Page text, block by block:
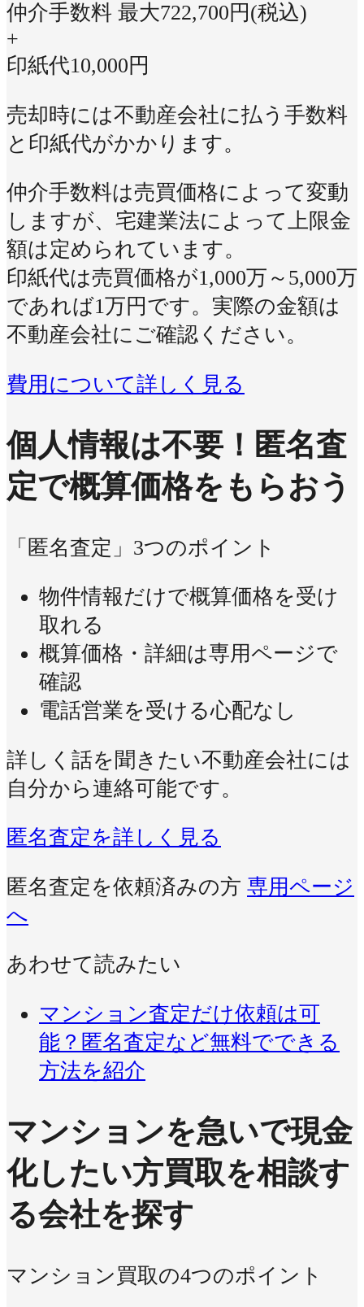
仲介手数料 最大722,700円(税込)
+
印紙代10,000円
売却時には不動産会社に払う手数料
と印紙代がかかります。
仲介手数料は売買価格によって変動
しますが、宅建業法によって上限金
額は定められています。
印紙代は売買価格が1,000万～5,000万
であれば1万円です。実際の金額は
不動産会社にご確認ください。
費用について詳しく見る
個人情報は不要！ 匿名査
定で概算価格をもらおう
「匿名査定」3つのポイント
物件情報だけで概算価格を受け
取れる
概算価格・詳細は専用ページで
確認
電話営業を受ける心配なし
詳しく話を聞きたい不動産会社には
自分から連絡可能です。
匿名査定を詳しく見る
匿名査定を依頼済みの方 専用ページ
へ
あわせて読みたい
マンション査定だけ依頼は可
能？匿名査定など無料でできる
方法を紹介
マンションを急いで現金
化したい方買取を相談す
る会社を探す
マンション買取の4つのポイント